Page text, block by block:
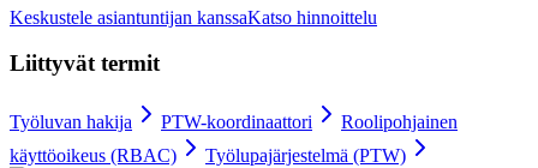
Keskustele asiantuntijan kanssaKatso hinnoittelu
Liittyvät termit
Työluvan hakija PTW-koordinaattori
Roolipohjainen
käyttöoikeus (RBAC)
Työlupajärjestelmä (PTW)